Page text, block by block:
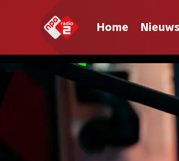
Home Nieuws